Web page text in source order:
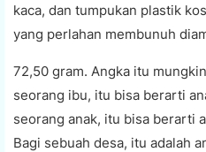
kaca, dan tumpukan plastik
yang perlahan membunuh
72,50 gram. Angka itu
seorang ibu, itu bisa berarti
seorang anak, itu bisa berarti
Bagi sebuah desa, itu adalah